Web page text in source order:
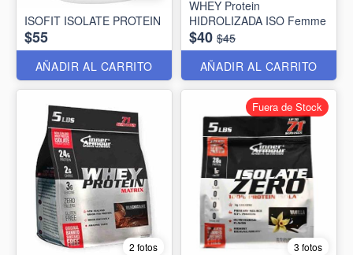
ISOFIT ISOLATE PROTEIN
$55
AÑADIR AL CARRITO
WHEY Protein
HIDROLIZADA ISO Femme
$40 $45
AÑADIR AL CARRITO
2 fotos 3 fotos
Fuera de Stock